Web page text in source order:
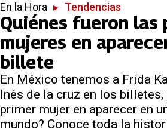
En la Hora ▸ Tendencias
Quiénes fueron las
mujeres en
billete
En México tenemos a Frida
Inés de la cruz en los billetes,
primer mujer en aparecer en
mundo? Conoce toda la